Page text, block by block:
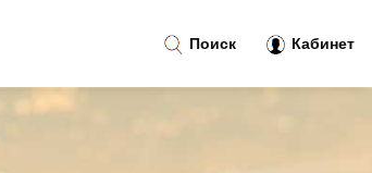
Поиск Кабинет